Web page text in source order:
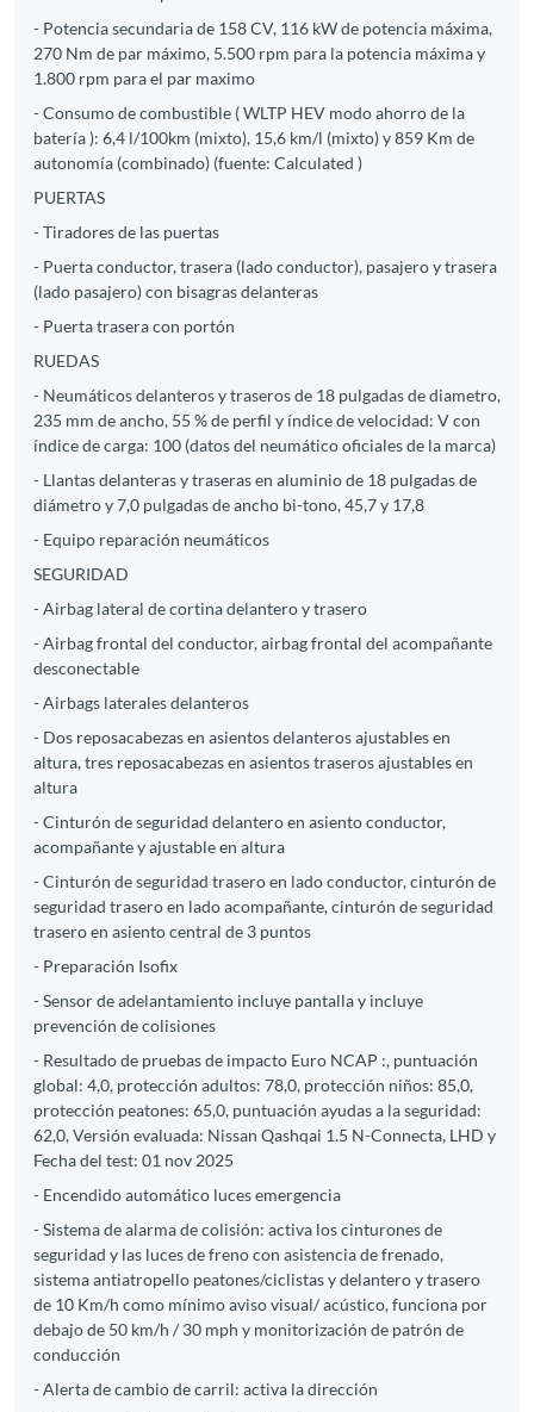
- Potencia secundaria de 158 CV, 116 kW de potencia máxima,
270 Nm de par máximo, 5.500 rpm para la potencia máxima y
1.800 rpm para el par maximo
- Consumo de combustible ( WLTP HEV modo ahorro de la
batería ): 6,4 l/100km (mixto), 15,6 km/l (mixto) y 859 Km de
autonomía (combinado) (fuente: Calculated )
PUERTAS
- Tiradores de las puertas
- Puerta conductor, trasera (lado conductor), pasajero y trasera
(lado pasajero) con bisagras delanteras
- Puerta trasera con portón
RUEDAS
- Neumáticos delanteros y traseros de 18 pulgadas de diametro,
235 mm de ancho, 55 % de perfil y índice de velocidad: V con
índice de carga: 100 (datos del neumático oficiales de la marca)
- Llantas delanteras y traseras en aluminio de 18 pulgadas de
diámetro y 7,0 pulgadas de ancho bi-tono, 45,7 y 17,8
- Equipo reparación neumáticos
SEGURIDAD
- Airbag lateral de cortina delantero y trasero
- Airbag frontal del conductor, airbag frontal del acompañante
desconectable
- Airbags laterales delanteros
- Dos reposacabezas en asientos delanteros ajustables en
altura, tres reposacabezas en asientos traseros ajustables en
altura
- Cinturón de seguridad delantero en asiento conductor,
acompañante y ajustable en altura
- Cinturón de seguridad trasero en lado conductor, cinturón de
seguridad trasero en lado acompañante, cinturón de seguridad
trasero en asiento central de 3 puntos
- Preparación Isofix
- Sensor de adelantamiento incluye pantalla y incluye
prevención de colisiones
- Resultado de pruebas de impacto Euro NCAP :, puntuación
global: 4,0, protección adultos: 78,0, protección niños: 85,0,
protección peatones: 65,0, puntuación ayudas a la seguridad:
62,0, Versión evaluada: Nissan Qashqai 1.5 N-Connecta, LHD y
Fecha del test: 01 nov 2025
- Encendido automático luces emergencia
- Sistema de alarma de colisión: activa los cinturones de
seguridad y las luces de freno con asistencia de frenado,
sistema antiatropello peatones/ciclistas y delantero y trasero
de 10 Km/h como mínimo aviso visual/ acústico, funciona por
debajo de 50 km/h / 30 mph y monitorización de patrón de
conducción
- Alerta de cambio de carril: activa la dirección